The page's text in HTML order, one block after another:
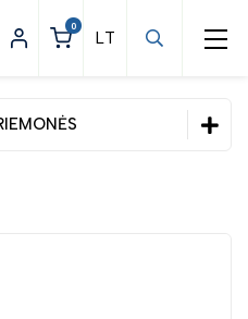
0